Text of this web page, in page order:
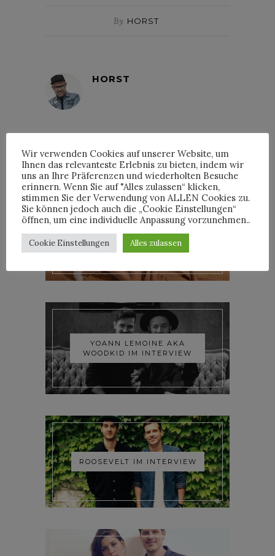
By HORST
HORST
INTERVIEWS
INTERVIEW
YOANN LEMOINE AKA
WOODKID IM INTERVIEW
ROOSEVELT IM INTERVIEW
Wir verwenden Cookies auf unserer Website, um
Ihnen das relevanteste Erlebnis zu bieten, indem wir
uns an Ihre Präferenzen und wiederholten Besuche
erinnern. Wenn Sie auf "Alles zulassen“ klicken,
stimmen Sie der Verwendung von ALLEN Cookies zu.
Sie können jedoch auch die „Cookie Einstellungen“
öffnen, um eine individuelle Anpassung vorzunehmen..
Cookie Einstellungen Alles zulassen